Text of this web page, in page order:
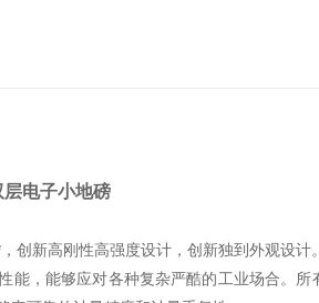
层电子小地磅
新高刚性高强度设计，创新独到外观设计
，能够应对各种复杂严酷的工业场合。所